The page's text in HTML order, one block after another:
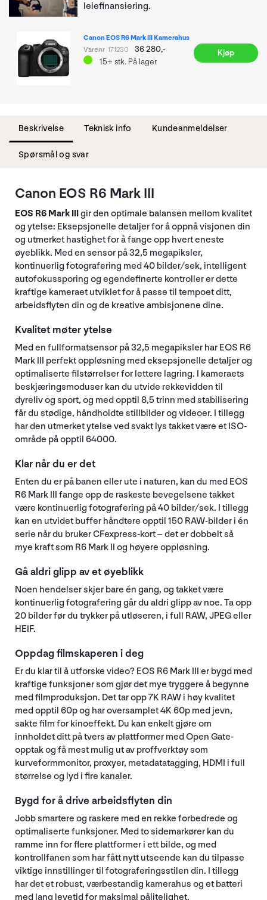
leiefinansiering.
Canon EOS R6 Mark III Kamerahus
Varenr 171230 36 280,-
15+ stk. På lager
Beskrivelse Teknisk info Kundeanmeldelser
Spørsmål og svar
Canon EOS R6 Mark III
EOS R6 Mark IIIgir den optimale balansen mellom kvalitet
og ytelse: Eksepsjonelle detaljer for å oppnå visjonen din
og utmerket hastighet for å fange opp hvert eneste
øyeblikk. Med en sensor på 32,5 megapiksler,
kontinuerlig fotografering med 40 bilder/sek, intelligent
autofokussporing og egendefinerte kontroller er dette
kraftige kameraet utviklet for å passe til tempoet ditt,
arbeidsflyten din og de kreative ambisjonene dine.
Kvalitet møter ytelse
Med en fullformatsensor på 32,5 megapiksler har EOS R6
Mark III perfekt oppløsning med eksepsjonelle detaljer og
optimaliserte filstørrelser for lettere lagring. I kameraets
beskjæringsmoduser kan du utvide rekkevidden til
dyreliv og sport, og med opptil 8,5 trinn med stabilisering
får du stødige, håndholdte stillbilder og videoer. I tillegg
har den utmerket ytelse ved svakt lys takket være et ISO-
område på opptil 64000.
Klar når du er det
Enten du er på banen eller ute i naturen, kan du med EOS
R6 Mark III fange opp de raskeste bevegelsene takket
være kontinuerlig fotografering på 40 bilder/sek. I tillegg
kan en utvidet buffer håndtere opptil 150 RAW-bilder i én
serie når du bruker CFexpress-kort – det er dobbelt så
mye kraft som R6 Mark II og høyere oppløsning.
Gå aldri glipp av et øyeblikk
Noen hendelser skjer bare én gang, og takket være
kontinuerlig fotografering går du aldri glipp av noe. Ta opp
20 bilder før du trykker på utløseren, i full RAW, JPEG eller
HEIF.
Oppdag filmskaperen i deg
Er du klar til å utforske video? EOS R6 Mark III er bygd med
kraftige funksjoner som gjør det mye tryggere å begynne
med filmproduksjon. Det tar opp 7K RAW i høy kvalitet
med opptil 60p og har oversamplet 4K 60p med jevn,
sakte film for kinoeffekt. Du kan enkelt gjøre om
innholdet ditt på tvers av plattformer med Open Gate-
opptak og få mest mulig ut av proffverktøy som
kurveformmonitor, proxyer, metadatatagging, HDMI i full
størrelse og lyd i fire kanaler.
Bygd for å drive arbeidsflyten din
Jobb smartere og raskere med en rekke forbedrede og
optimaliserte funksjoner. Med to sidemarkører kan du
ramme inn for flere plattformer i ett bilde, og med
kontrollfanen som har fått nytt utseende kan du tilpasse
viktige innstillinger til fotograferingsstilen din. I tillegg
har det et robust, værbestandig kamerahus og et batteri
med lang levetid for maksimal pålitelighet.